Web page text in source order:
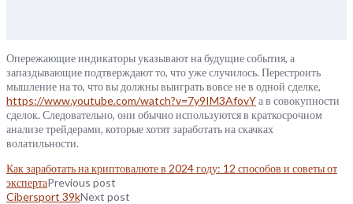
Опережающие индикаторы указывают на будущие события, а
запаздывающие подтверждают то, что уже случилось. Перестроить
мышление на то, что вы должны выиграть вовсе не в одной сделке,
https://www.youtube.com/watch?v=7y9IM3AfovYа в совокупности
сделок. Следовательно, они обычно используются в краткосрочном
анализе трейдерами, которые хотят заработать на скачках
волатильности.
Как заработать на криптовалюте в 2024 году: 12 способов и советы от
экспертаPrevious post
Cibersport 39kNext post